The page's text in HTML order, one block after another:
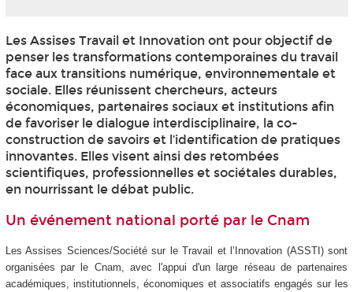
Les Assises Travail et Innovation ont pour objectif de
penser les transformations contemporaines du travail
face aux transitions numérique, environnementale et
sociale. Elles réunissent chercheurs, acteurs
économiques, partenaires sociaux et institutions afin
de favoriser le dialogue interdisciplinaire, la co-
construction de savoirs et l’identification de pratiques
innovantes. Elles visent ainsi des retombées
scientifiques, professionnelles et sociétales durables,
en nourrissant le débat public.
Un événement national porté par le Cnam
Les Assises Sciences/Société sur le Travail et l’Innovation (ASSTI) sont
organisées par le Cnam, avec l'appui d'un large réseau de partenaires
académiques, institutionnels, économiques et associatifs engagés sur les